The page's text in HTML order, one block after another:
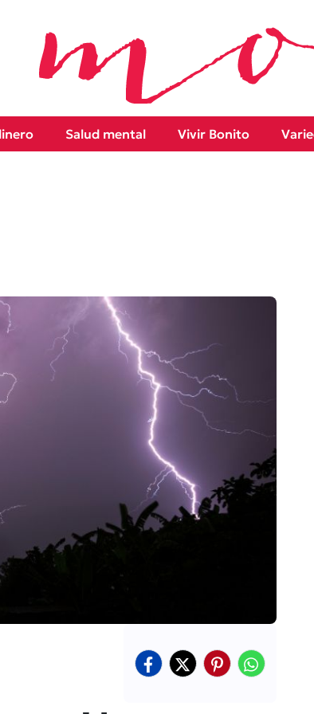
Salud mental Vivir Bonito